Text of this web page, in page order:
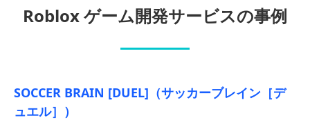
Roblox ゲーム開発サービスの事例
SOCCER BRAIN [DUEL]（サッカーブレイン［デ
ュエル］）